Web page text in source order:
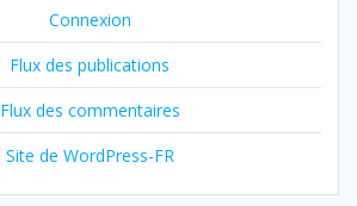
Connexion
Flux des publications
Flux des commentaires
Site de WordPress-FR